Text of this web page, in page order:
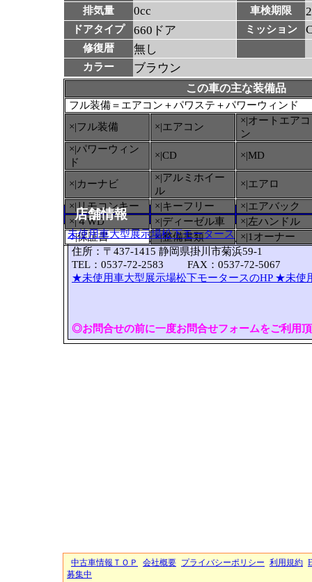
排気量 0cc 車検期限
ドアタイプ 660ドア ミッション
修復暦 無し
カラー ブラウン
この車の主な装備品
フル装備＝エアコン＋パワステ＋パワーウィンド
×|フル装備
×|エアコン
×|オートエアコ
ン
×|パワーウィン
ド
×|CD ×|MD
×|カーナビ
×|アルミホイー
ル
×|エアロ
×|リモコンキー
×|キーフリー
×|エアバック
×|４WD
×|ディーゼル車
×|左ハンドル
○|保証書 ×|整備書類 ×|1オーナー
店舗情報
未使用車大型展示場松下モータース
住所：〒437-1415 静岡県掛川市菊浜59-1
TEL：0537-72-2583 FAX：0537-72-5067
★未使用車大型展示場松下モータースのHP ★未使
◎お問合せの前に一度お問合せフォームをご利用
中古車情報ＴＯＰ 会社概要 プライバシーポリシー 利用規約
募集中